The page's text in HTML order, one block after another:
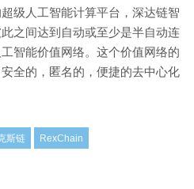
级人工智能计算平台，深达链智
之间达到自动或至少是半自动连
智能价值网络。这个价值网络的
全的，匿名的，便捷的去中心化
斯链 RexChain